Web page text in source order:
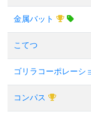
金属バット
こてつ
ゴリラコーポレーシ
コンパス